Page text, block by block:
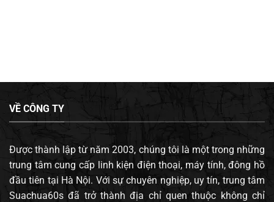
VỀ CÔNG TY
Được thành lập từ năm 2003, chúng tôi là một trong những
trung tâm cung cấp linh kiện điện thoại, máy tính, đông hồ
đầu tiên tại Hà Nội. Với sự chuyên nghiệp, uy tín, trung tâm
Suachua60s đã trở thành địa chỉ quen thuộc không chỉ